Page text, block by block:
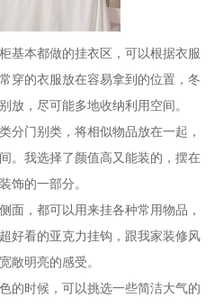
基本都做的挂衣区，可以根据衣服
穿的衣服放在容易拿到的位置，冬
放，尽可能多地收纳利用空间。
分门别类，将相似物品放在一起，
。我选择了颜值高又能装的，摆在
饰的一部分。
面，都可以用来挂各种常用物品，
好看的亚克力挂钩，跟我家装修风
敞明亮的感受。
的时候 ，可以挑选一些简洁大气的